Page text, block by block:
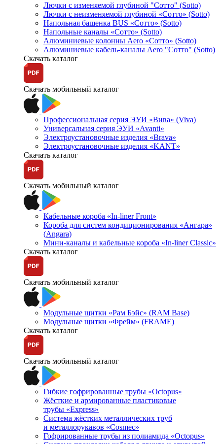
Лючки с изменяемой глубиной "Сотто" (Sotto)
Лючки с неизменяемой глубиной «Сотто» (Sotto)
Напольная башенка BUS «Сотто» (Sotto)
Напольные каналы «Сотто» (Sotto)
Алюминиевые колонны Aero «Сотто» (Sotto)
Алюминиевые кабель-каналы Aero "Сотто" (Sotto)
Скачать каталог
Скачать мобильный каталог
Профессиональная серия ЭУИ «Вива» (Viva)
Универсальная серия ЭУИ «Avanti»
Электроустановочные изделия «Brava»
Электроустановочные изделия «KANT»
Скачать каталог
Скачать мобильный каталог
Кабельные короба «In-liner Front»
Короба для систем кондиционирования «Ангара»
(Angara)
Мини-каналы и кабельные короба «In-liner Classic»
Скачать каталог
Скачать мобильный каталог
Модульные щитки «Рам Бэйс» (RAM Base)
Модульные щитки «Фрейм» (FRAME)
Скачать каталог
Скачать мобильный каталог
Гибкие гофрированные трубы «Octopus»
Жёсткие и армированные пластиковые
трубы «Express»
Система жёстких металлических труб
и металлорукавов «Cosmec»
Гофрированные трубы из полиамида «Octopus»